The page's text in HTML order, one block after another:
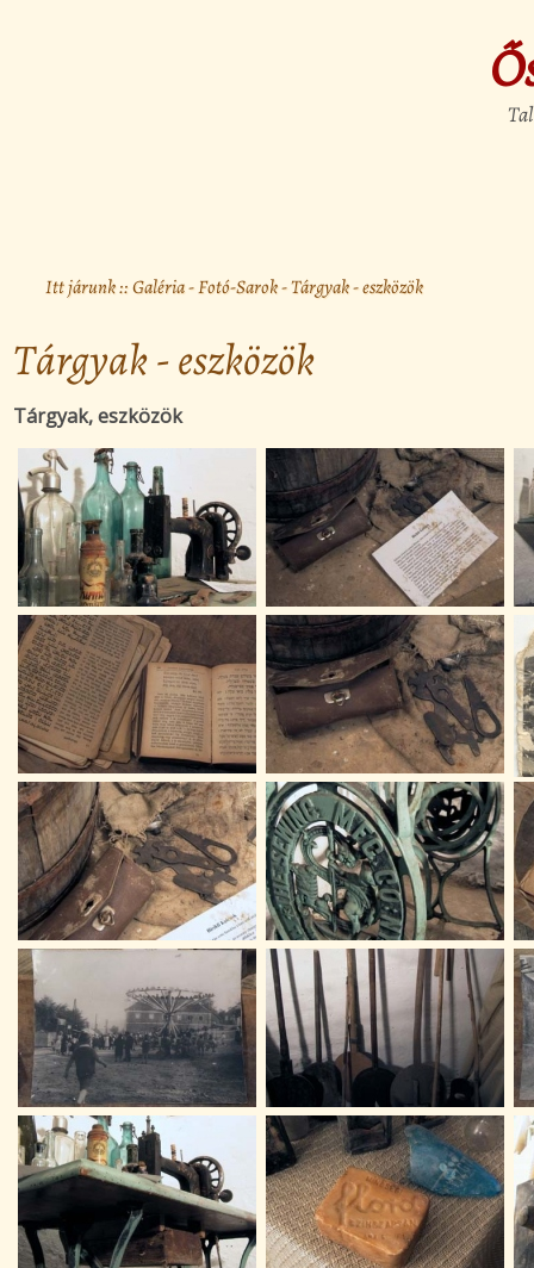
Itt járunk ::Galéria-Fotó-Sarok- Tárgyak - eszközök
Tárgyak - eszközök
Tárgyak, eszközök